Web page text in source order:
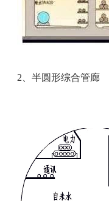
2 、半圆形综合管廊